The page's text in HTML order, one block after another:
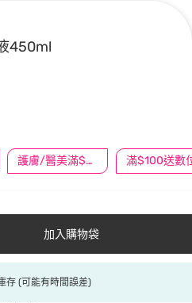
450ml
護膚/醫美滿$600送好禮
加入購物袋
存 (可能有時間誤差)